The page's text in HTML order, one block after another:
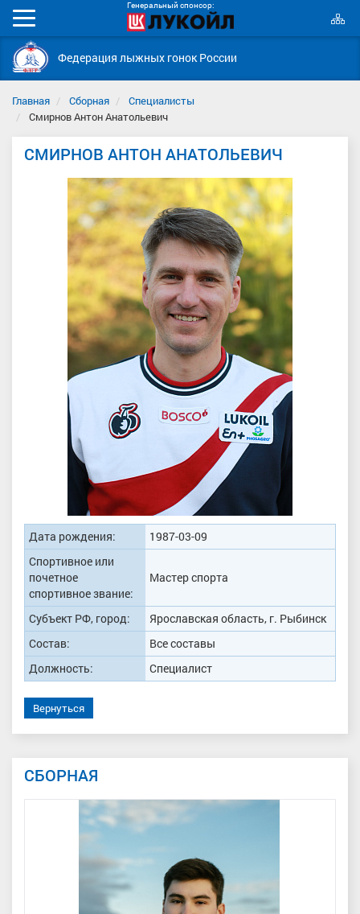
Генеральный спонсор:
Мобильное
меню
Федерация лыжных гонок России
Главная Сборная
Специалисты
Смирнов Антон Анатольевич
СМИРНОВ АНТОН АНАТОЛЬЕВИЧ
Дата рождения:
1987-03-09
Спортивное или
почетное
спортивное звание:
Мастер спорта
Субъект РФ, город:
Ярославская область, г. Рыбинск
Состав:
Все составы
Должность:
Специалист
Вернуться
СБОРНАЯ